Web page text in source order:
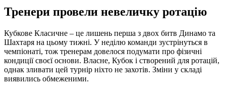
Тренери провели невеличку ротацію
Кубкове Класичне – це лишень перша з двох битв Динамо та
Шахтаря на цьому тижні. У неділю команди зустрінуться в
чемпіонаті, тож тренерам довелося подумати про фізичні
кондиції своєї основи. Власне, Кубок і створений для ротацій,
однак зливати цей турнір ніхто не захотів. Зміни у складі
виявились обмеженими.